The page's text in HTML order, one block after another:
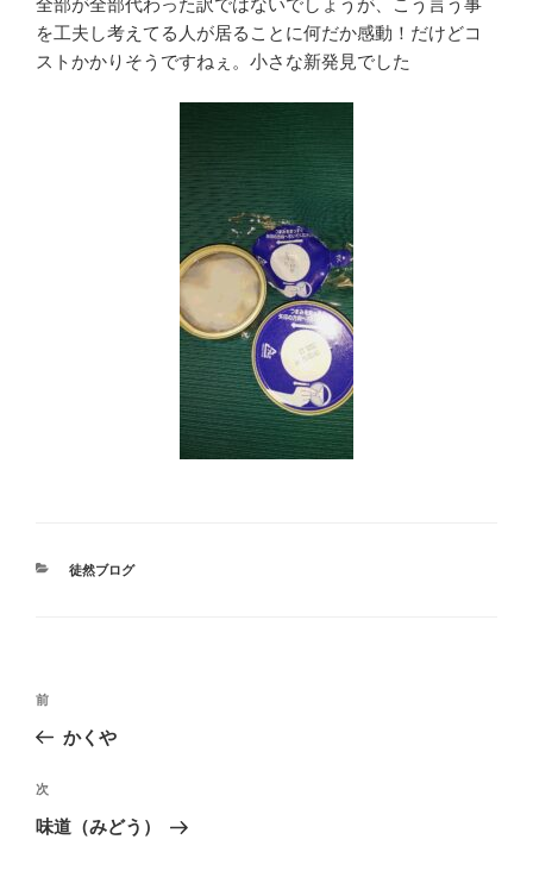
を工夫し考えてる人が居ることに何だか感動！だけどコ
ストかかりそうですねぇ。小さな新発見でした
カ
徒然ブログ
投
ビ
ゲ
前
の
稿
前
かくや
次
の
次
味道（みどう）